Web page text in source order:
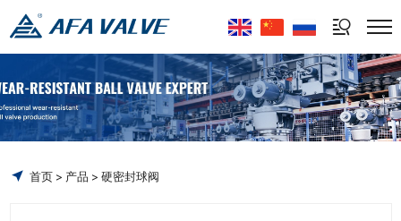
Select Language
首页 产品 硬密封球阀